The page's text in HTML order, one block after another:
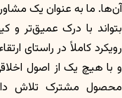
آن‌ها. ما به عنوان یک
بتواند با درک عمیق‌تر و
رویکرد کاملاً در راستای
و با هیچ یک از اصول
محصول مشترک تلاش